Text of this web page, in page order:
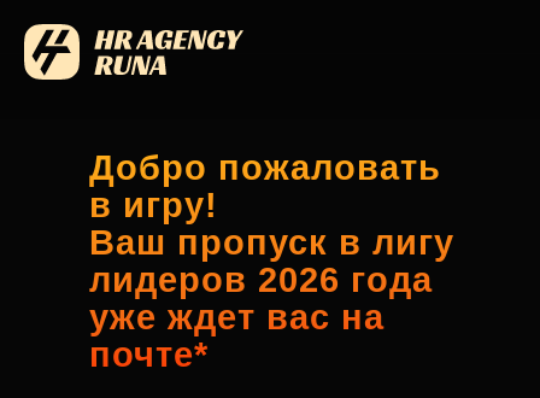
Добро пожаловать
в игру!
Ваш пропуск в лигу
лидеров 2026 года
уже ждет вас на
почте*